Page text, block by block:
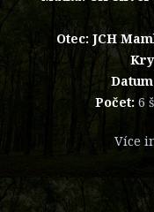
Otec:JCH
Počet: 6
Více